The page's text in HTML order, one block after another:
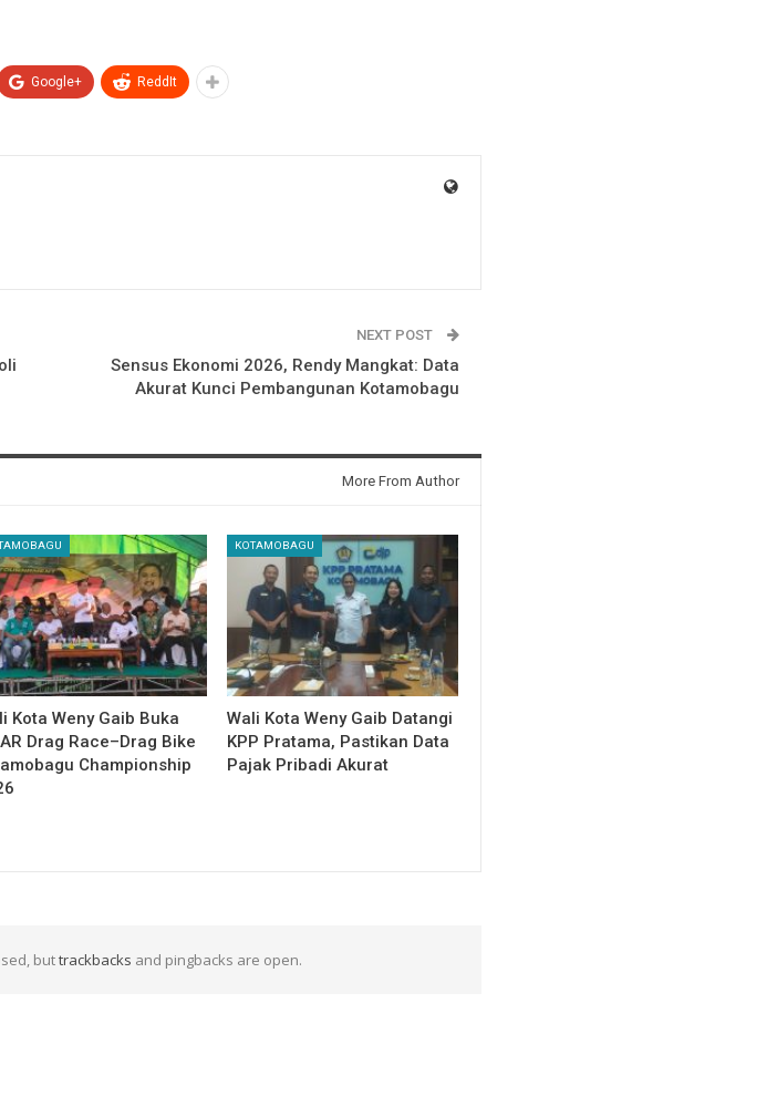
Google+ ReddIt
NEXT POST
Sensus Ekonomi 2026, Rendy Mangkat: Data
Akurat Kunci Pembangunan Kotamobagu
More From Author
Kota Weny Gaib Buka
Drag Race–Drag Bike
Championship
KOTAMOBAGU
Wali Kota Weny Gaib Datangi
KPP Pratama, Pastikan Data
Pajak Pribadi Akurat
buttrackbacks and pingbacks are open.